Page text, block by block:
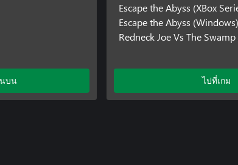
บน
Escape the Abyss (XBox
Escape the Abyss (Windows)
Redneck Joe Vs The
ไปที่เกม